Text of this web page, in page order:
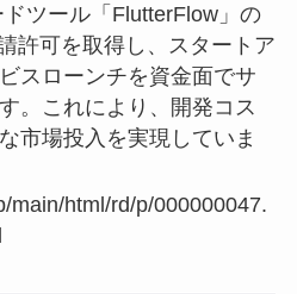
ドツール「FlutterFlow」の
許可を取得し、スタートア
スローンチを資金面でサ
。これにより、開発コス
市場投入を実現していま
main/html/rd/p/000000047.